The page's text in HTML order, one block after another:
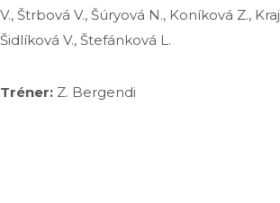
V., Štrbová V., Šúryová N., Koníková Z.,
Šidlíková V., Štefánková L.
Tréner: Z. Bergendi